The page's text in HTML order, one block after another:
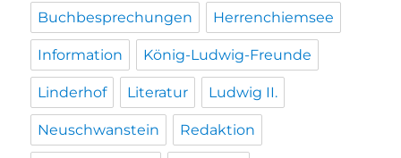
Buchbesprechungen Herrenchiemsee
Information König-Ludwig-Freunde
Linderhof Literatur Ludwig II.
Neuschwanstein Redaktion